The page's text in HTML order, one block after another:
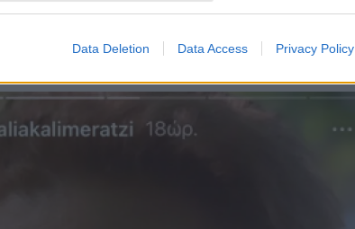
Data Deletion Data Access Privacy Policy